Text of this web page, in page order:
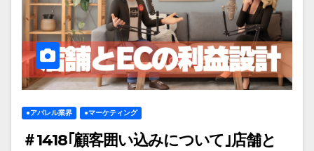
●アパレル業界 ●マーケティング
＃1418｢顧客囲い込みについて｣店舗と